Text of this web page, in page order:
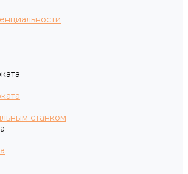
станком